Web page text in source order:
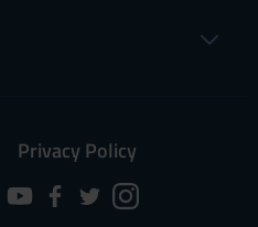
Privacy Policy